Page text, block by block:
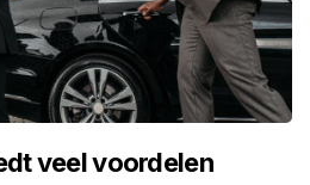
veel voordelen